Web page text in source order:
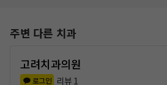
주변 다른 치과
고려치과의원
로그인 리뷰 1